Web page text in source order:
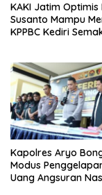
KAKI Jatim Optimis
Susanto Mampu
KPPBC Kediri
Kapolres Aryo
Modus
Uang Angsuran